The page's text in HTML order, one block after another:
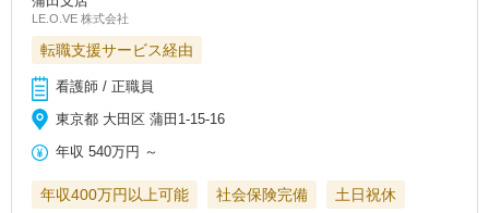
LE.O.VE 株式会社
転職支援サービス経由
看護師 / 正職員
東京都 大田区 蒲田1-15-16
年収 540万円 ～
年収400万円以上可能 社会保険完備
土日祝休